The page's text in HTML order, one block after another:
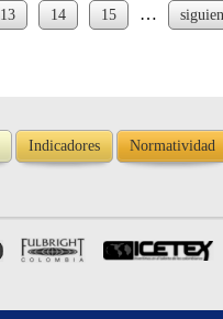
13 14 15 …
Indicadores Normatividad